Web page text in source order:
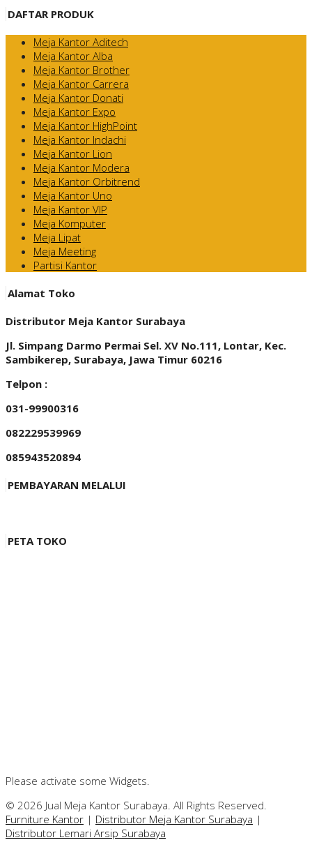
DAFTAR PRODUK
Meja Kantor Aditech
Meja Kantor Alba
Meja Kantor Brother
Meja Kantor Carrera
Meja Kantor Donati
Meja Kantor Expo
Meja Kantor HighPoint
Meja Kantor Indachi
Meja Kantor Lion
Meja Kantor Modera
Meja Kantor Orbitrend
Meja Kantor Uno
Meja Kantor VIP
Meja Komputer
Meja Lipat
Meja Meeting
Partisi Kantor
Alamat Toko
Distributor Meja Kantor Surabaya
Jl. Simpang Darmo Permai Sel. XV No.111, Lontar, Kec.
Sambikerep, Surabaya, Jawa Timur 60216
Telpon :
031-99900316
082229539969
085943520894
PEMBAYARAN MELALUI
PETA TOKO
Please activate some Widgets.
© 2026 Jual Meja Kantor Surabaya. All Rights Reserved.
Furniture Kantor | Distributor Meja Kantor Surabaya |
Distributor Lemari Arsip Surabaya